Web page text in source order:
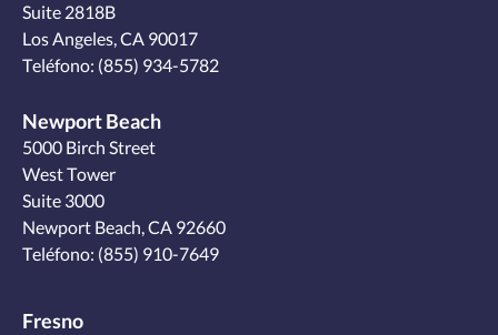
Suite 2818B
Los Angeles, CA 90017
Teléfono: (855) 934-5782
Newport Beach
5000 Birch Street
West Tower
Suite 3000
Newport Beach, CA 92660
Teléfono: (855) 910-7649
Fresno